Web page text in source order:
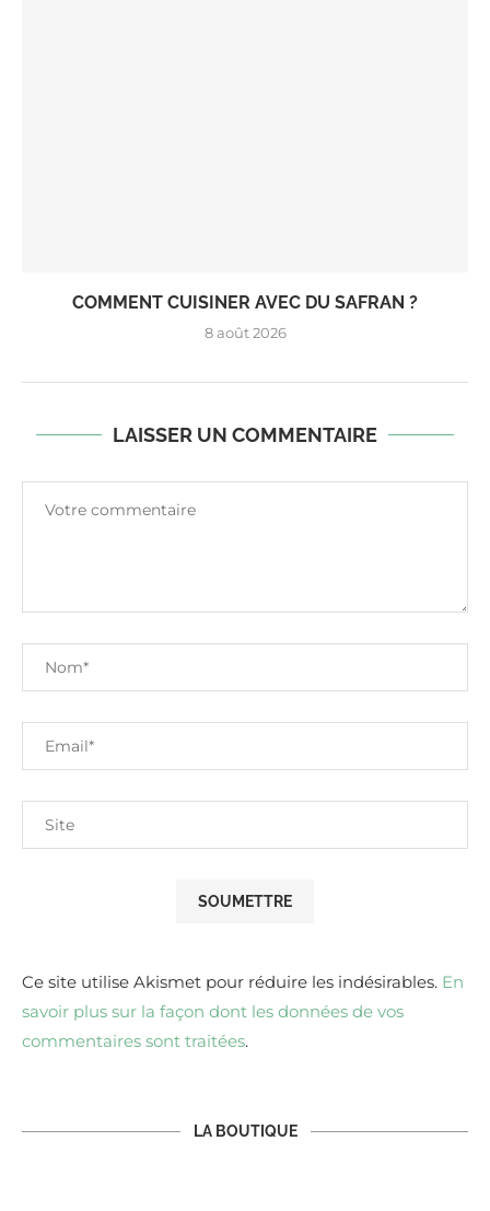
COMMENT CUISINER AVEC DU SAFRAN ?
8 août 2026
LAISSER UN COMMENTAIRE
Ce site utilise Akismet pour réduire les indésirables. En
savoir plus sur la façon dont les données de vos
commentaires sont traitées.
LA BOUTIQUE